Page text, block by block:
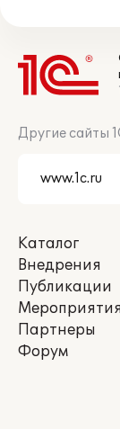
Другие сайты
Каталог
Внедрения
Публикации
Мероприятия
Партнеры
Форум